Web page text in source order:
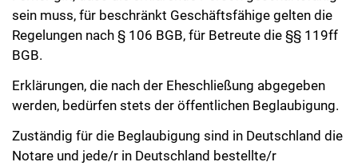
sein muss, für beschränkt Geschäftsfähige gelten die
Regelungen nach § 106 BGB, für Betreute die §§ 119ff
BGB.
Erklärungen, die nach der Eheschließung abgegeben
werden, bedürfen stets der öffentlichen Beglaubigung.
Zuständig für die Beglaubigung sind in Deutschland die
Notare und jede/r in Deutschland bestellte/r